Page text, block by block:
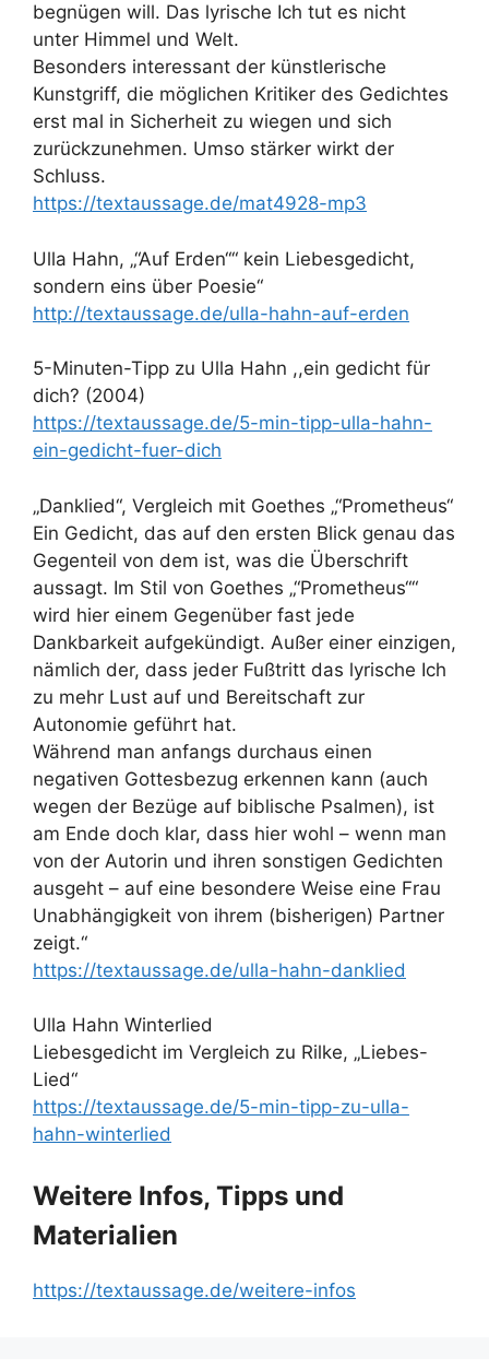
begnügen will. Das lyrische Ich tut es nicht
unter Himmel und Welt.
Besonders interessant der künstlerische
Kunstgriff, die möglichen Kritiker des Gedichtes
erst mal in Sicherheit zu wiegen und sich
zurückzunehmen. Umso stärker wirkt der
Schluss.
https://textaussage.de/mat4928-mp3
Ulla Hahn, „“Auf Erden““ kein Liebesgedicht,
sondern eins über Poesie“
http://textaussage.de/ulla-hahn-auf-erden
5-Minuten-Tipp zu Ulla Hahn ,,ein gedicht für
dich? (2004)
https://textaussage.de/5-min-tipp-ulla-hahn-
ein-gedicht-fuer-dich
„Danklied“, Vergleich mit Goethes „“Prometheus“
Ein Gedicht, das auf den ersten Blick genau das
Gegenteil von dem ist, was die Überschrift
aussagt. Im Stil von Goethes „“Prometheus““
wird hier einem Gegenüber fast jede
Dankbarkeit aufgekündigt. Außer einer einzigen,
nämlich der, dass jeder Fußtritt das lyrische Ich
zu mehr Lust auf und Bereitschaft zur
Autonomie geführt hat.
Während man anfangs durchaus einen
negativen Gottesbezug erkennen kann (auch
wegen der Bezüge auf biblische Psalmen), ist
am Ende doch klar, dass hier wohl – wenn man
von der Autorin und ihren sonstigen Gedichten
ausgeht – auf eine besondere Weise eine Frau
Unabhängigkeit von ihrem (bisherigen) Partner
zeigt.“
https://textaussage.de/ulla-hahn-danklied
Ulla Hahn Winterlied
Liebesgedicht im Vergleich zu Rilke, „Liebes-
Lied“
https://textaussage.de/5-min-tipp-zu-ulla-
hahn-winterlied
Weitere Infos, Tipps und
Materialien
https://textaussage.de/weitere-infos